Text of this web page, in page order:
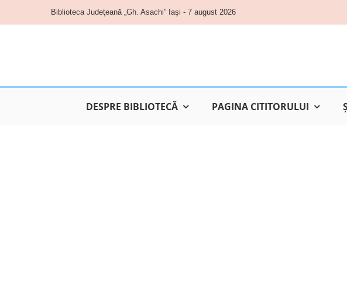
content
Biblioteca Judeţeană „Gh. Asachi” Iaşi - 7 august 2026
DESPRE BIBLIOTECĂ PAGINA CITITORULUI